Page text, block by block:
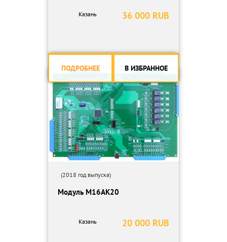
36 000 RUB
Казань
ПОДРОБНЕЕ В ИЗБРАННОЕ
(2018 год выпуска)
Модуль М16АК20
20 000 RUB
Казань